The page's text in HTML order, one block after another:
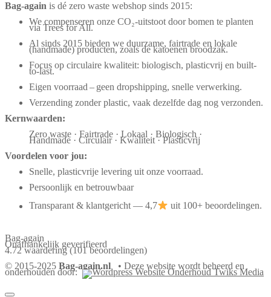
Bag‑again is dé zero waste webshop sinds 2015:
We compenseren onze CO₂-uitstoot door bomen te planten
via Trees for All.
Al sinds 2015 bieden we duurzame, fairtrade en lokale
(handmade) producten, zoals de katoenen broodzak.
Focus op circulaire kwaliteit: biologisch, plasticvrij en built-
to-last.
Eigen voorraad – geen dropshipping, snelle verwerking.
Verzending zonder plastic, vaak dezelfde dag nog verzonden.
Kernwaarden:
Zero waste · Fairtrade · Lokaal · Biologisch ·
Handmade · Circulair · Kwaliteit · Plasticvrij
Voordelen voor jou:
Snelle, plasticvrije levering uit onze voorraad.
Persoonlijk en betrouwbaar
Transparant & klantgericht — 4,7
uit 100+ beoordelingen.
Bag-again
Onafhankelijk geverifieerd
4.72 waardering (101 beoordelingen)
© 2015-2025 Bag-again.nl • Deze website wordt beheerd en
onderhouden door: